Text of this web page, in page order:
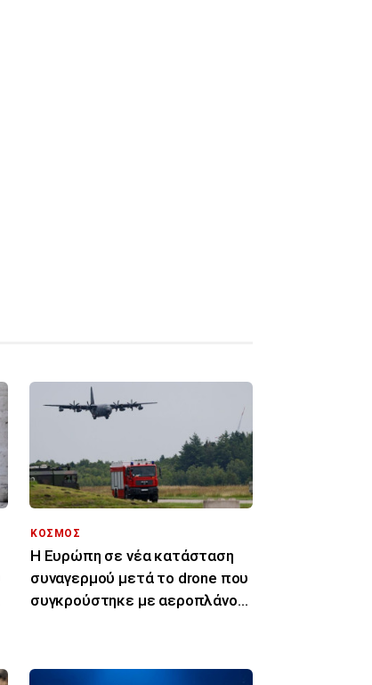
ΚΟΣΜΟΣ
Η Ευρώπη σε νέα κατάσταση
συναγερμού μετά το drone που
συγκρούστηκε με αεροπλάνο